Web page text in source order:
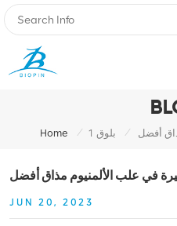
Home / بلوق 1 / أفضل
في علب الألمنيوم مذاق أفضل
JUN 20, 2023